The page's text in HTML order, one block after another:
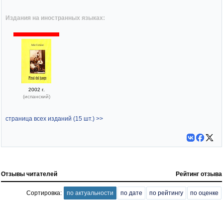
Издания на иностранных языках:
2002 г.
(испанский)
страница всех изданий (15 шт.) >>
Отзывы читателей Рейтинг отзыва
Сортировка: по актуальности по дате по рейтингу по оценке